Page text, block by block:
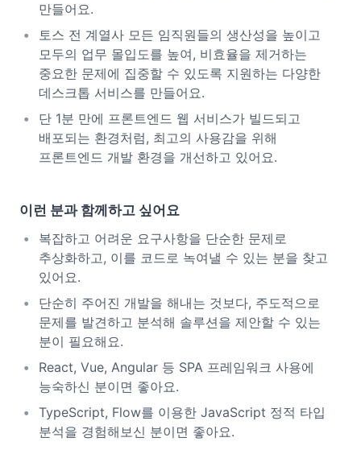
만들어요.
토스 전 계열사 모든 임직원들의 생산성을 높이고
모두의 업무 몰입도를 높여, 비효율을 제거하는
중요한 문제에 집중할 수 있도록 지원하는 다양한
데스크톱 서비스를 만들어요.
단 1분 만에 프론트엔드 웹 서비스가 빌드되고
배포되는 환경처럼, 최고의 사용감을 위해
프론트엔드 개발 환경을 개선하고 있어요.
이런 분과 함께하고 싶어요
복잡하고 어려운 요구사항을 단순한 문제로
추상화하고, 이를 코드로 녹여낼 수 있는 분을 찾고
있어요.
단순히 주어진 개발을 해내는 것보다, 주도적으로
문제를 발견하고 분석해 솔루션을 제안할 수 있는
분이 필요해요.
React, Vue, Angular 등 SPA 프레임워크 사용에
능숙하신 분이면 좋아요.
TypeScript, Flow를 이용한 JavaScript 정적 타입
분석을 경험해보신 분이면 좋아요.